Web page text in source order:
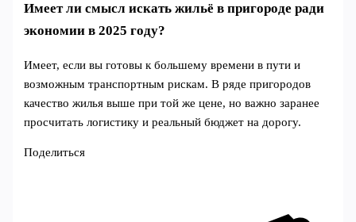
Имеет ли смысл искать жильё в пригороде ради
экономии в 2025 году?
Имеет, если вы готовы к большему времени в пути и
возможным транспортным рискам. В ряде пригородов
качество жилья выше при той же цене, но важно заранее
просчитать логистику и реальный бюджет на дорогу.
Поделиться